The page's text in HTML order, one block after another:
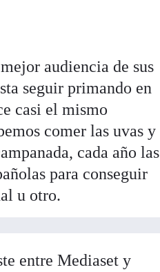
audiencia de sus
seguir primando en
casi el mismo
comer las uvas y
cada año las
para conseguir
u otro.
entre Mediaset y